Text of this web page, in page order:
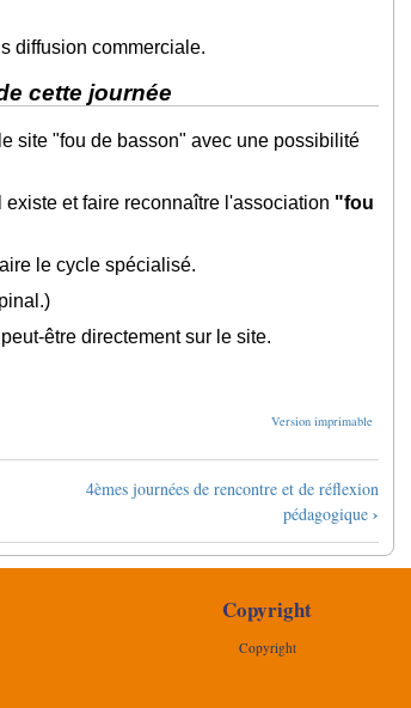
diffusion commerciale.
cette journée
site "fou de basson" avec une possibilité
et faire reconnaître l'association "fou
le cycle spécialisé.
être directement sur le site.
Version imprimable
4èmes journées de rencontre et de réflexion
pédagogique ›
Copyright
Copyright